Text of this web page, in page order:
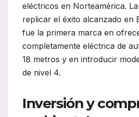
eléctricos en Norteamérica.
replicar el éxito alcanzado en
fue la primera marca en
completamente eléctrica de
18 metros y en introducir
de nivel 4.
Inversión y